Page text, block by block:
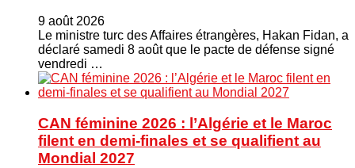
9 août 2026
Le ministre turc ⁠des Affaires étrangères, Hakan ​Fidan, a
déclaré samedi 8 août que le pacte de défense signé
vendredi …
CAN féminine 2026 : l’Algérie et le Maroc
filent en demi-finales et se qualifient au
Mondial 2027